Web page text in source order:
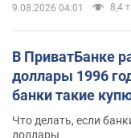
9.08.2026 04:01 8,4 т.
В ПриватБанке
доллары 1996
банки такие
Что делать, если
доллары